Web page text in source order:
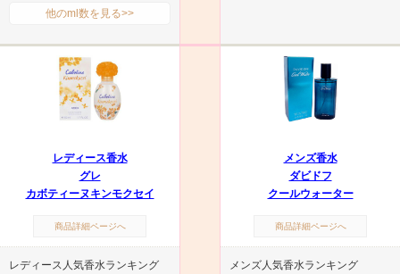
他のml数を見る>>
レディース香水
グレ
カボティーヌキンモクセイ
商品詳細ページへ
メンズ香水
ダビドフ
クールウォーター
商品詳細ページへ
レディース人気香水ランキング メンズ人気香水ランキング